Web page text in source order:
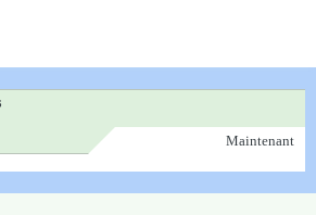
Maintenant